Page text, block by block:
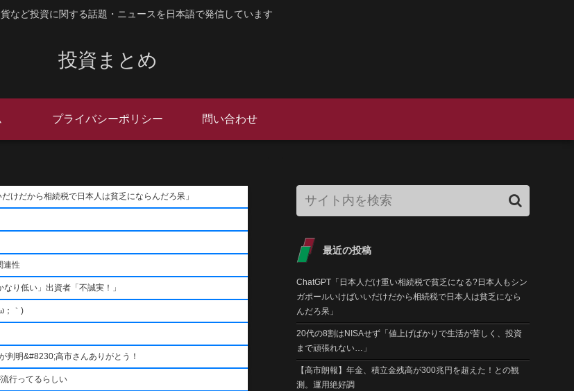
など投資に関する話題・ニュースを日本語で発信しています
投資まとめ
プライバシーポリシー 問い合わせ
けだから相続税で日本人は貧乏にならんだろ呆」
連性
り低い」出資者「不誠実！」
；｀)
判明&#8230;高市さんありがとう！
行ってるらしい
最近の投稿
ChatGPT「日本人だけ重い相続税で貧乏になる?日本人もシン
ガポールいけばいいだけだから相続税で日本人は貧乏になら
んだろ呆」
20代の8割はNISAせず「値上げばかりで生活が苦しく、投資
まで頑張れない…」
【高市朗報】年金、積立金残高が300兆円を超えた！との観
測。運用絶好調